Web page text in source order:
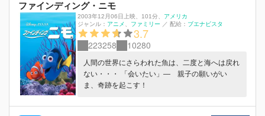
ファインディング・ニモ
2003年12月06日上映、 101分、 アメリカ
ジャンル： アニメ ファミリー ／ 配給： ブエナビスタ
3.7
223258 10280
人間の世界にさらわれた魚は、二度と海へは戻れ
ない・・・ 「会いたい」― 親子の願いがい
ま、奇跡を起こす！